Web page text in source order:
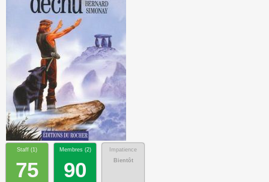
Staff (1)
75
Membres (2)
90
Impatience
Bientôt